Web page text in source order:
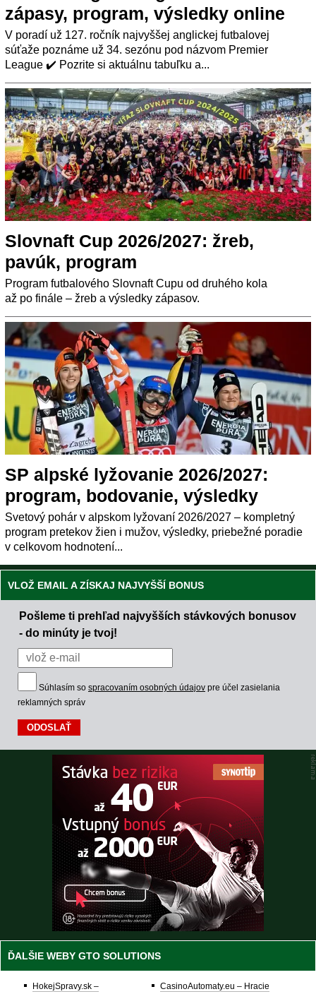
zápasy, program, výsledky online
V poradí už 127. ročník najvyššej anglickej futbalovej
súťaže poznáme už 34. sezónu pod názvom Premier
League ✔️ Pozrite si aktuálnu tabuľku a...
Slovnaft Cup 2026/2027: žreb,
pavúk, program
Program futbalového Slovnaft Cupu od druhého kola
až po finále – žreb a výsledky zápasov.
SP alpské lyžovanie 2026/2027:
program, bodovanie, výsledky
Svetový pohár v alpskom lyžovaní 2026/2027 – kompletný
program pretekov žien i mužov, výsledky, priebežné poradie
v celkovom hodnotení...
VLOŽ EMAIL A ZÍSKAJ NAJVYŠŠÍ BONUS
Pošleme ti prehľad najvyšších stávkových bonusov
- do minúty je tvoj!
Súhlasím so spracovaním osobných údajov pre účel zasielania
reklamných správ
ĎALŠIE WEBY GTO SOLUTIONS
HokejSpravy.sk –
CasinoAutomaty.eu – Hracie